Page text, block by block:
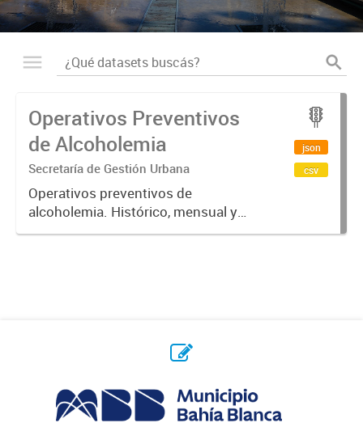
Operativos Preventivos
de Alcoholemia
Secretaría de Gestión Urbana
Operativos preventivos de
alcoholemia. Histórico, mensual y
semanal.
json
csv